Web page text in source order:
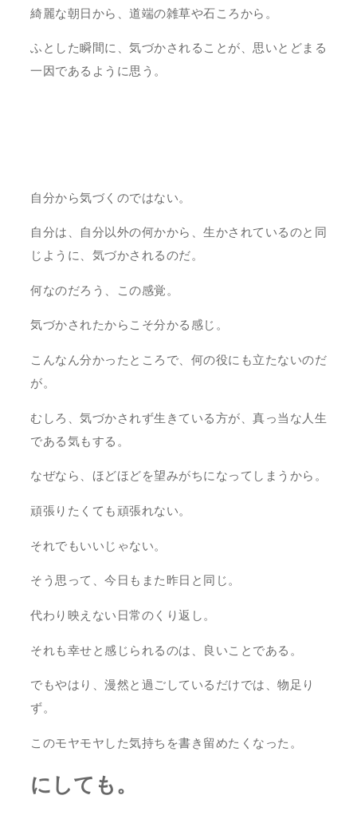
綺麗な朝日から、道端の雑草や石ころから。
ふとした瞬間に、気づかされることが、思いとどまる
一因であるように思う。
自分から気づくのではない。
自分は、自分以外の何かから、生かされているのと同
じように、気づかされるのだ。
何なのだろう、この感覚。
気づかされたからこそ分かる感じ。
こんなん分かったところで、何の役にも立たないのだ
が。
むしろ、気づかされず生きている方が、真っ当な人生
である気もする。
なぜなら、ほどほどを望みがちになってしまうから。
頑張りたくても頑張れない。
それでもいいじゃない。
そう思って、今日もまた昨日と同じ。
代わり映えない日常のくり返し。
それも幸せと感じられるのは、良いことである。
でもやはり、漫然と過ごしているだけでは、物足り
ず。
このモヤモヤした気持ちを書き留めたくなった。
にしても。